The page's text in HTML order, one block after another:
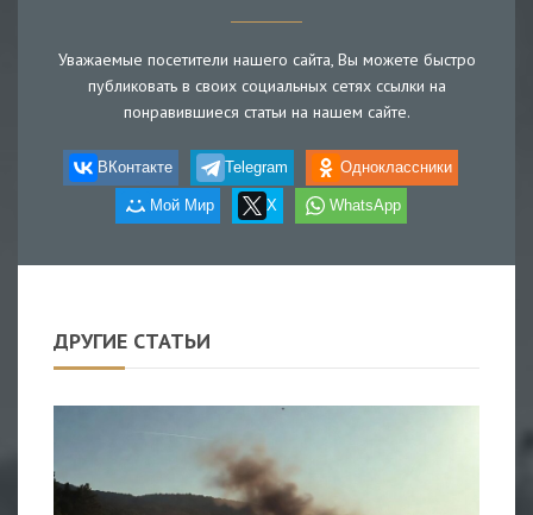
Уважаемые посетители нашего сайта, Вы можете быстро
публиковать в своих социальных сетях ссылки на
понравившиеся статьи на нашем сайте.
ВКонтакте Telegram Одноклассники
Мой Мир X WhatsApp
ДРУГИЕ СТАТЬИ